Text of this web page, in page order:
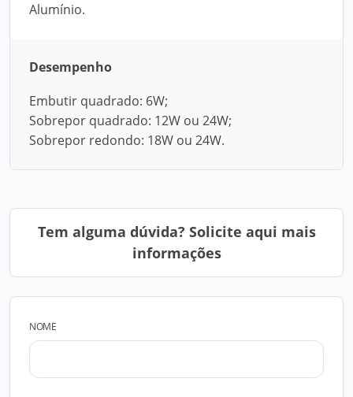
Alumínio.
Desempenho
Embutir quadrado: 6W;
Sobrepor quadrado: 12W ou 24W;
Sobrepor redondo: 18W ou 24W.
Tem alguma dúvida? Solicite aqui mais
informações
NOME